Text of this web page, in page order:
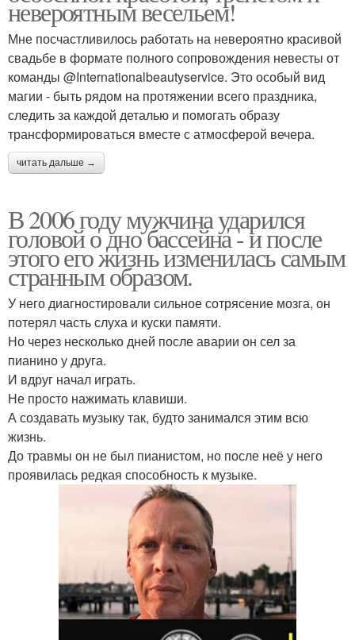
невероятным весельем!
Мне посчастливилось работать на невероятно красивой
свадьбе в формате полного сопровождения невесты от
команды @Internationalbeautyservice. Это особый вид
магии - быть рядом на протяжении всего праздника,
следить за каждой деталью и помогать образу
трансформироваться вместе с атмосферой вечера.
читать дальше →
В 2006 году мужчина ударился
головой о дно бассейна - и после
этого его жизнь изменилась самым
странным образом.
У него диагностировали сильное сотрясение мозга, он
потерял часть слуха и куски памяти.
Но через несколько дней после аварии он сел за
пианино у друга.
И вдруг начал играть.
Не просто нажимать клавиши.
А создавать музыку так, будто занимался этим всю
жизнь.
До травмы он не был пианистом, но после неё у него
проявилась редкая способность к музыке.